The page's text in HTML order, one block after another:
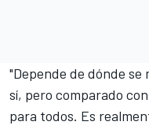
"Depende de dónde se
sí, pero comparado
para todos. Es